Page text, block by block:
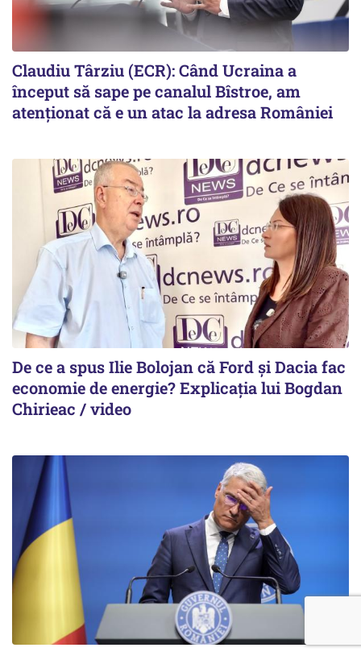
Claudiu Târziu (ECR): Când Ucraina a
început să sape pe canalul Bîstroe, am
atenționat că e un atac la adresa României
De ce a spus Ilie Bolojan că Ford și Dacia fac
economie de energie? Explicația lui Bogdan
Chirieac / video